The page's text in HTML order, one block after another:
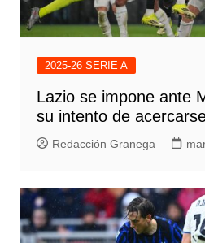
2025-26 SERIE A
Lazio se impone ante
su intento de
Redacción Granega